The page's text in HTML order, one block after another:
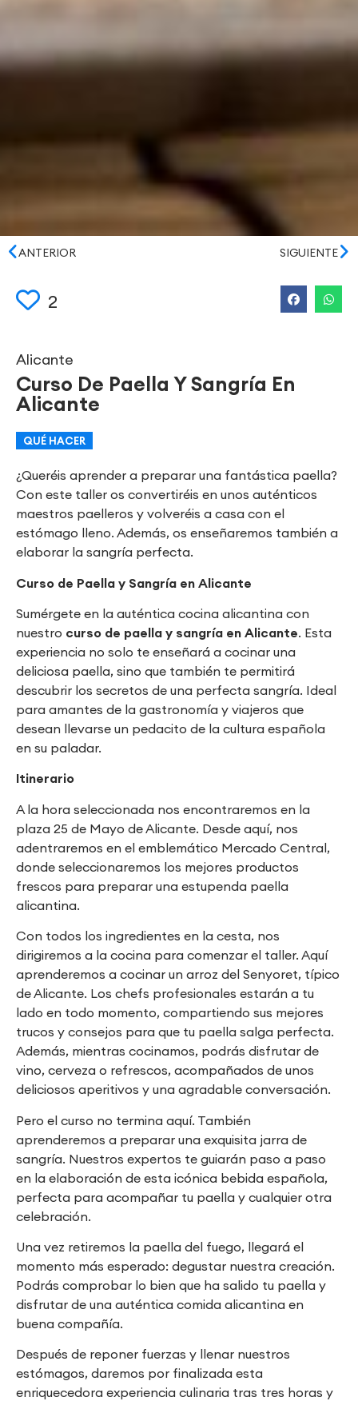
ANTERIOR SIGUIENTE
2
Alicante
Curso De Paella Y Sangría En
Alicante
QUÉ HACER
¿Queréis aprender a preparar una fantástica paella?
Con este taller os convertiréis en unos auténticos
maestros paelleros y volveréis a casa con el
estómago lleno. Además, os enseñaremos también a
elaborar la sangría perfecta.
Curso de Paella y Sangría en Alicante
Sumérgete en la auténtica cocina alicantina con
nuestro curso de paella y sangría en Alicante. Esta
experiencia no solo te enseñará a cocinar una
deliciosa paella, sino que también te permitirá
descubrir los secretos de una perfecta sangría. Ideal
para amantes de la gastronomía y viajeros que
desean llevarse un pedacito de la cultura española
en su paladar.
Itinerario
A la hora seleccionada nos encontraremos en la
plaza 25 de Mayo de Alicante. Desde aquí, nos
adentraremos en el emblemático Mercado Central,
donde seleccionaremos los mejores productos
frescos para preparar una estupenda paella
alicantina.
Con todos los ingredientes en la cesta, nos
dirigiremos a la cocina para comenzar el taller. Aquí
aprenderemos a cocinar un arroz del Senyoret, típico
de Alicante. Los chefs profesionales estarán a tu
lado en todo momento, compartiendo sus mejores
trucos y consejos para que tu paella salga perfecta.
Además, mientras cocinamos, podrás disfrutar de
vino, cerveza o refrescos, acompañados de unos
deliciosos aperitivos y una agradable conversación.
Pero el curso no termina aquí. También
aprenderemos a preparar una exquisita jarra de
sangría. Nuestros expertos te guiarán paso a paso
en la elaboración de esta icónica bebida española,
perfecta para acompañar tu paella y cualquier otra
celebración.
Una vez retiremos la paella del fuego, llegará el
momento más esperado: degustar nuestra creación.
Podrás comprobar lo bien que ha salido tu paella y
disfrutar de una auténtica comida alicantina en
buena compañía.
Después de reponer fuerzas y llenar nuestros
estómagos, daremos por finalizada esta
enriquecedora experiencia culinaria tras tres horas y